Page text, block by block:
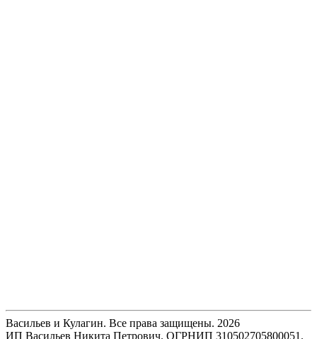
Васильев и Кулагин. Все права защищены. 2026
ИП Васильев Никита Петрович. ОГРНИП 310502705800051.